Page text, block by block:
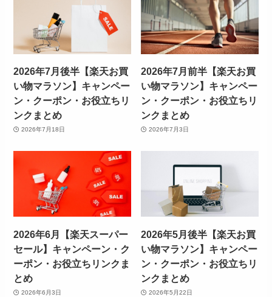
2026年7月後半【楽天お買
い物マラソン】キャンペー
ン・クーポン・お役立ちリ
ンクまとめ
2026年7月18日
2026年7月前半【楽天お買
い物マラソン】キャンペー
ン・クーポン・お役立ちリ
ンクまとめ
2026年7月3日
2026年6月【楽天スーパー
セール】キャンペーン・ク
ーポン・お役立ちリンクま
とめ
2026年6月3日
2026年5月後半【楽天お買
い物マラソン】キャンペー
ン・クーポン・お役立ちリ
ンクまとめ
2026年5月22日